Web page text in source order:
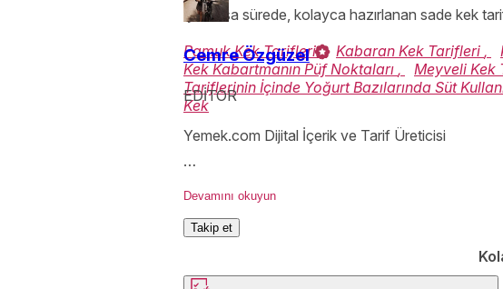
Çok kısa sürede, kolayca hazırlanan sade kek
Pamuk Kek Tarifleri, Kabaran Kek Tarifleri ,
Kek Kabartmanın Püf Noktaları , Meyveli Kek
Tariflerinin İçinde Yoğurt Bazılarında Süt
Kek
Cemre Özgüzel
EDİTOR
Yemek.com Dijital İçerik ve Tarif Üreticisi
Devamını okuyun
Takip et